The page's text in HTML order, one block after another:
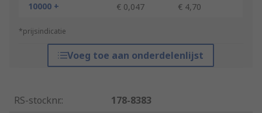
10000 +
€ 0,047 € 4,70
*prijsindicatie
Voeg toe aan onderdelenlijst
RS-stocknr.:
178-8383